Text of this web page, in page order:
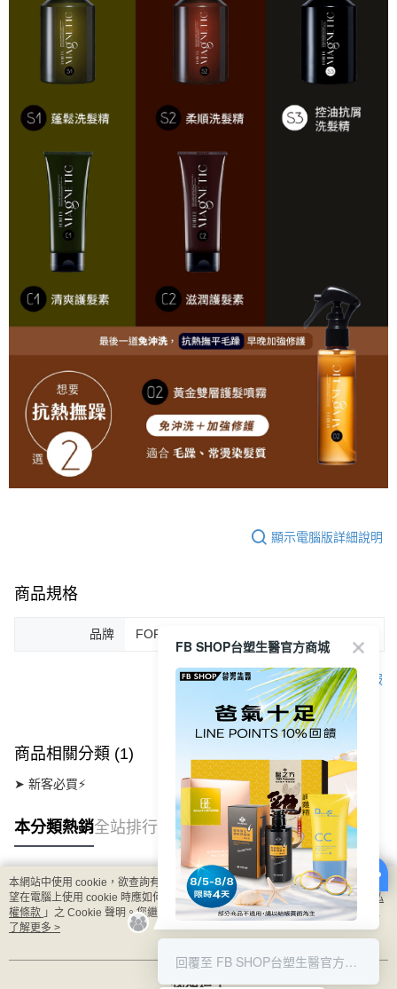
顯示電腦版詳細說明
商品規格
品牌 FORTE Magnetic
客服
商品相關分類 (1)
➤ 新客必買⚡
本分類熱銷全站排行
熱門標籤
本網站中使用 cookie，欲查詢有關本網站使用 cookie 方式之詳情，及若您不希
望在電腦上使用 cookie 時應如何變更電腦的 cookie 設定，請參閱本網站「
隱私
權條款 」之 Cookie 聲明。您繼續使用本網站即表示您同意本公司得按本網站使
用條款之 Cookie 聲明使用 cookie。
了解更多 >
我知道了
FB SHOP台塑生醫官方商城
8/5-8/8 LINE POINT回饋10%
回覆至 FB SHOP台塑生醫官方商城